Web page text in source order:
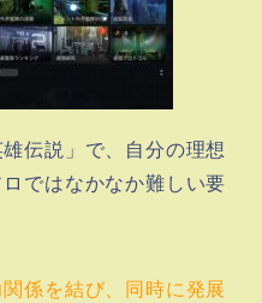
伝説」で、自分の理想
ではなかなか難しい要
係を結び、同時に発展